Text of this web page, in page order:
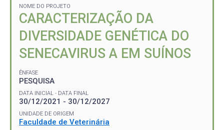
NOME DO PROJETO
CARACTERIZAÇÃO DA
DIVERSIDADE GENÉTICA DO
SENECAVIRUS A EM SUÍNOS
ÊNFASE
PESQUISA
DATA INICIAL - DATA FINAL
30/12/2021 - 30/12/2027
UNIDADE DE ORIGEM
Faculdade de Veterinária